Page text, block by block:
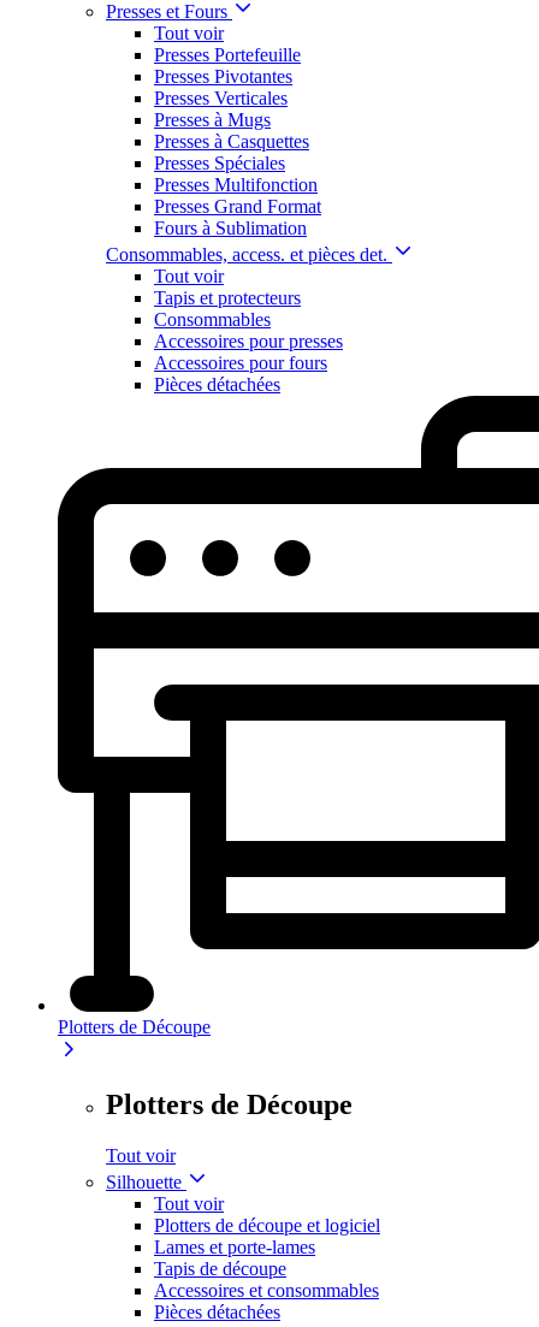
Presses et Fours
Tout voir
Presses Portefeuille
Presses Pivotantes
Presses Verticales
Presses à Mugs
Presses à Casquettes
Presses Spéciales
Presses Multifonction
Presses Grand Format
Fours à Sublimation
Consommables, access. et pièces det.
Tout voir
Tapis et protecteurs
Consommables
Accessoires pour presses
Accessoires pour fours
Pièces détachées
Plotters de Découpe
Plotters de Découpe
Tout voir
Silhouette
Tout voir
Plotters de découpe et logiciel
Lames et porte-lames
Tapis de découpe
Accessoires et consommables
Pièces détachées